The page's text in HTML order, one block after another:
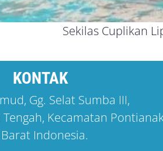
Sekilas Cuplikan
KONTAK
Gg. Selat Sumba III,
Kecamatan
Indonesia.